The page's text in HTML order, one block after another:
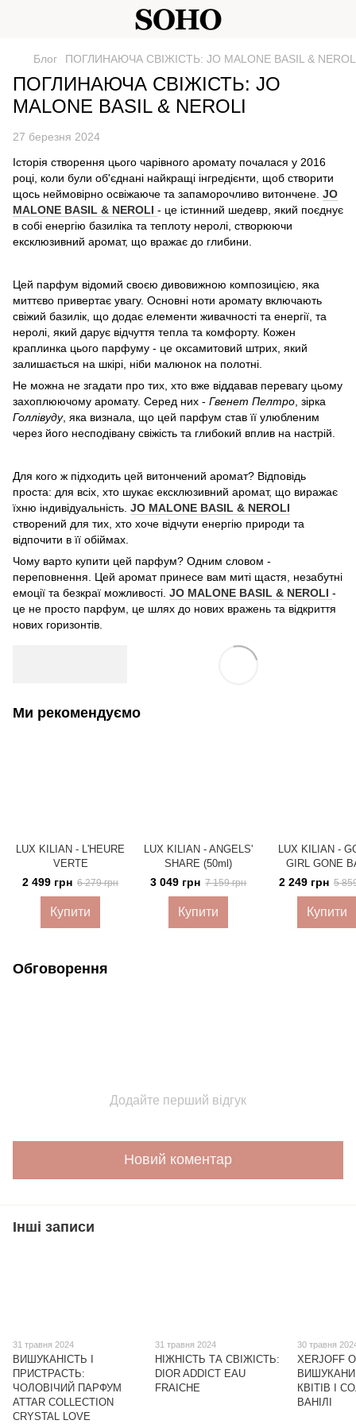
Блог ПОГЛИНАЮЧА СВІЖІСТЬ: JO MALONE BASIL &
ПОГЛИНАЮЧА СВІЖІСТЬ: JO
MALONE BASIL & NEROLI
27 березня 2024
Історія створення цього чарівного аромату почалася у 2016
році, коли були об'єднані найкращі інгредієнти, щоб створити
щось неймовірно освіжаюче та запаморочливо витончене. JO
MALONE BASIL & NEROLI - це істинний шедевр, який поєднує
в собі енергію базиліка та теплоту неролі, створюючи
ексклюзивний аромат, що вражає до глибини.
Цей парфум відомий своєю дивовижною композицією, яка
миттєво привертає увагу. Основні ноти аромату включають
свіжий базилік, що додає елементи живачності та енергії, та
неролі, який дарує відчуття тепла та комфорту. Кожен
краплинка цього парфуму - це оксамитовий штрих, який
залишається на шкірі, ніби малюнок на полотні.
Не можна не згадати про тих, хто вже віддавав перевагу цьому
захоплюючому аромату. Серед них - Гвенет Пелтро , зірка
Голлівуду, яка визнала, що цей парфум став її улюбленим
через його несподівану свіжість та глибокий вплив на настрій.
Для кого ж підходить цей витончений аромат? Відповідь
проста: для всіх, хто шукає ексклюзивний аромат, що виражає
їхню індивідуальність. JO MALONE BASIL & NEROLI
створений для тих, хто хоче відчути енергію природи та
відпочити в її обіймах.
Чому варто купити цей парфум? Одним словом -
переповнення. Цей аромат принесе вам миті щастя, незабутні
емоції та безкраї можливості. JO MALONE BASIL & NEROLI -
це не просто парфум, це шлях до нових вражень та відкриття
нових горизонтів.
Ми рекомендуємо
LUX KILIAN - L'HEURE
VERTE
2 499 грн 6 279 грн
Купити
LUX KILIAN - ANGELS'
SHARE (50ml)
3 049 грн 7 159 грн
Купити
LUX KILIAN -
GIRL GONE
2 249 грн 5
Купити
Обговорення
Додайте перший відгук
Новий коментар
Інші записи
31 травня 2024
ВИШУКАНІСТЬ І
ПРИСТРАСТЬ:
ЧОЛОВІЧИЙ ПАРФУМ
ATTAR COLLECTION
CRYSTAL LOVE
31 травня 2024
НІЖНІСТЬ ТА СВІЖІСТЬ:
DIOR ADDICT EAU
FRAICHE
30 травня
XERJOFF
КВІТІВ І
ВАНІЛІ